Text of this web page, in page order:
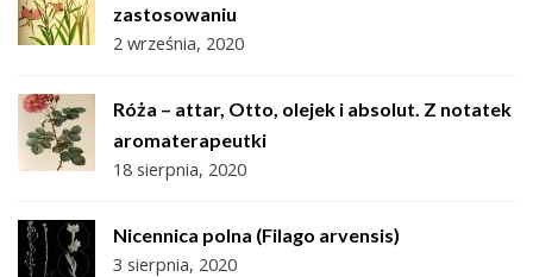
zastosowaniu
2 września, 2020
Róża – attar, Otto, olejek i absolut. Z notatek
aromaterapeutki
18 sierpnia, 2020
Nicennica polna (Filago arvensis)
3 sierpnia, 2020